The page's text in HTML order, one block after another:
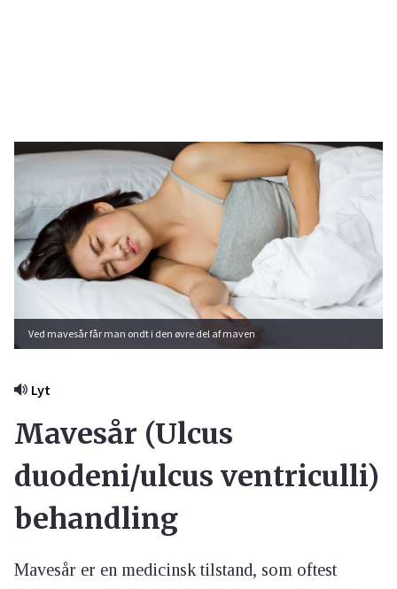
Ved mavesår får man ondt i den øvre del af maven
Lyt
Mavesår (Ulcus
duodeni/ulcus ventriculli)
behandling
Mavesår er en medicinsk tilstand, som oftest